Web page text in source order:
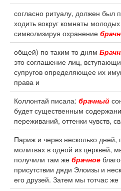
согласно ритуалу, должен был
ходить вокруг комнаты
символизируя охранение
общей) по таким то дням
это соглашение лиц,
супругов определяющее их
права и
Коллонтай писала: брачный
будет существенным
переживаний, оттенки чувств,
Париж и через несколько дней,
молитвах в одной из церквей,
получили там же брачное
присутствии дяди Элоизы и
его друзей. Затем мы тотчас же